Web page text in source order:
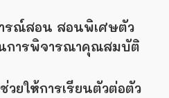
รณ์สอน สอนพิเศษตัว
การพิจารณาคุณสมบัติ
วยให้การเรียนตัวต่อตัว